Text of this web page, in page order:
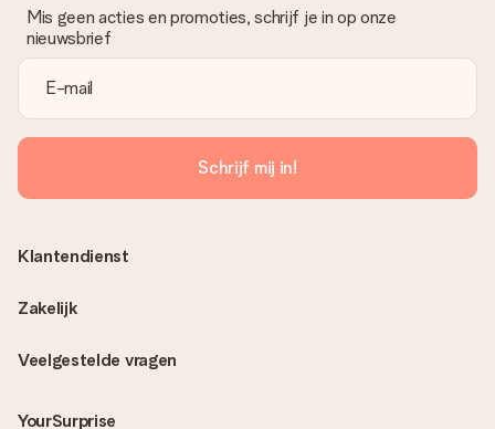
Mis geen acties en promoties, schrijf je in op onze
nieuwsbrief
Schrijf mij in!
Veelgestelde vragen
YourSurprise
Klantendienst
Zakelijk